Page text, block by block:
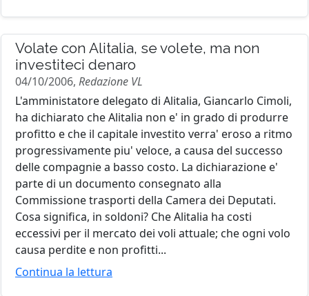
Volate con Alitalia, se volete, ma non
investiteci denaro
04/10/2006, Redazione VL
L'amministatore delegato di Alitalia, Giancarlo Cimoli,
ha dichiarato che Alitalia non e' in grado di produrre
profitto e che il capitale investito verra' eroso a ritmo
progressivamente piu' veloce, a causa del successo
delle compagnie a basso costo. La dichiarazione e'
parte di un documento consegnato alla
Commissione trasporti della Camera dei Deputati.
Cosa significa, in soldoni? Che Alitalia ha costi
eccessivi per il mercato dei voli attuale; che ogni volo
causa perdite e non profitti...
Continua la lettura